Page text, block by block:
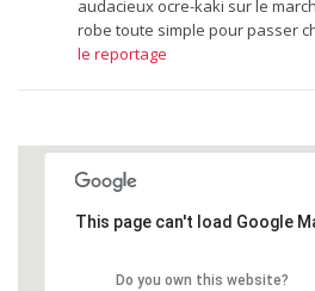
audacieux ocre-kaki sur le
robe toute simple pour passer
le reportage
This page can't load Google
Do you own this website?